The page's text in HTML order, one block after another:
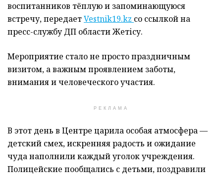
воспитанников тёплую и запоминающуюся
встречу, передаетVestnik19.kz со ссылкой на
пресс-службу ДП области Жетісу.
Мероприятие стало не просто праздничным
визитом, а важным проявлением заботы,
внимания и человеческого участия.
РЕКЛАМА
В этот день в Центре царила особая атмосфера —
детский смех, искренняя радость и ожидание
чуда наполнили каждый уголок учреждения.
Полицейские пообщались с детьми, поздравили